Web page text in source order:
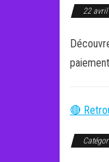
22
🔴